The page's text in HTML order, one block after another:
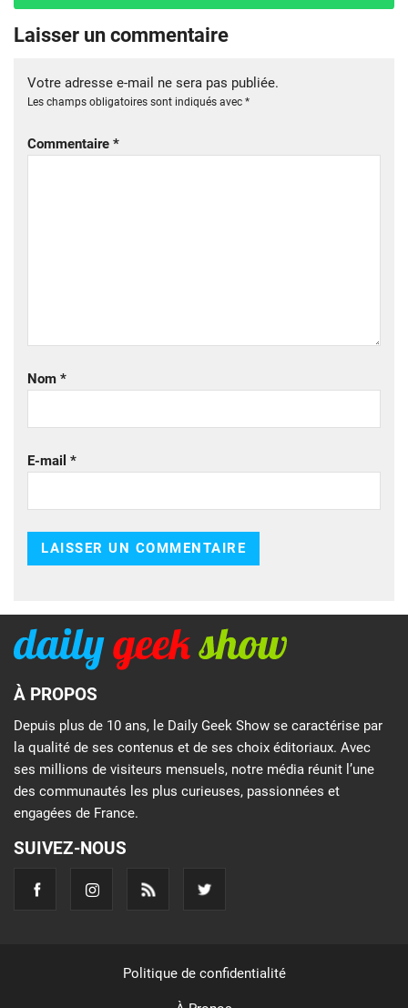
Laisser un commentaire
Votre adresse e-mail ne sera pas publiée.
Les champs obligatoires sont indiqués avec *
Commentaire *
Nom *
E-mail *
À PROPOS
Depuis plus de 10 ans, le Daily Geek Show se caractérise par
la qualité de ses contenus et de ses choix éditoriaux. Avec
ses millions de visiteurs mensuels, notre média réunit l’une
des communautés les plus curieuses, passionnées et
engagées de France.
SUIVEZ-NOUS
Politique de confidentialité